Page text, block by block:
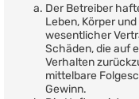
Der Betreiber
Leben, Körper
wesentlicher
Schäden, die auf
Verhalten
mittelbare
Gewinn.